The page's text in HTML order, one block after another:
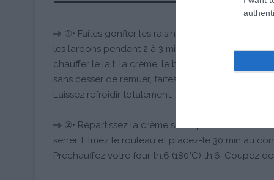
①• Faites gonfler les raisins dans 100 ml d’eau
les lardons pendant 2 à 3 min. Fouettez 2 jaunes
chauffer le lait, la crème, le bouillon de volaille, la
sans cesser de remuer, faites cuire 2 à 3
Laissez refroidir totalement.
②• Répartissez la crème sur la pâte à
serrer. Filmez le rouleau et placez-le 30 min au
Préchauffez votre four th.6 (180°C) th.6. Coupez